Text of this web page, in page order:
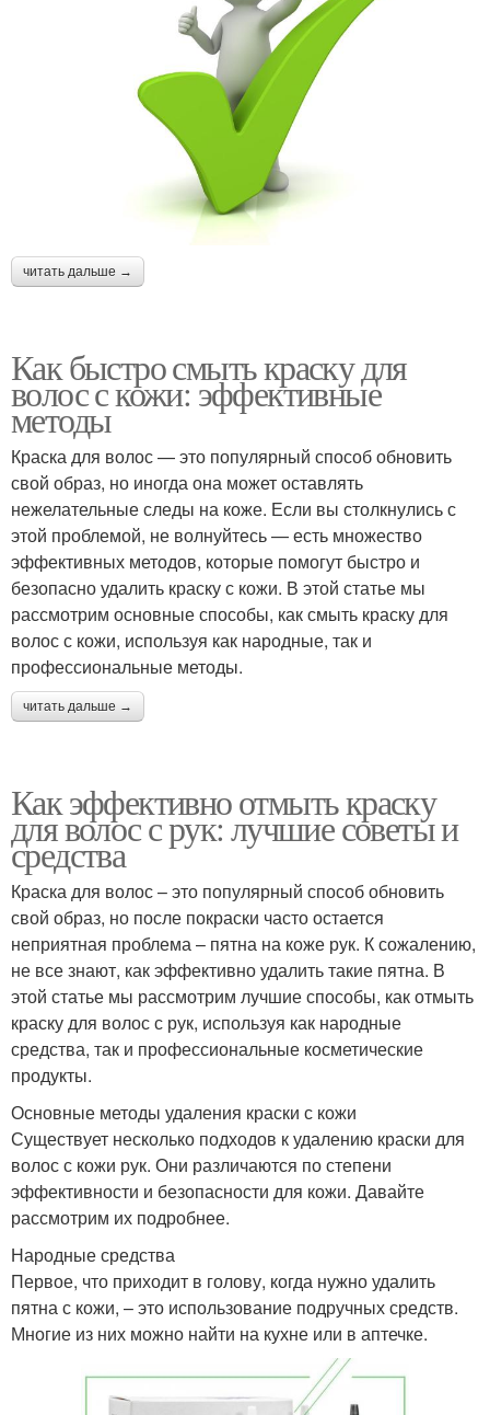
читать дальше →
Как быстро смыть краску для
волос с кожи: эффективные
методы
Краска для волос — это популярный способ обновить
свой образ, но иногда она может оставлять
нежелательные следы на коже. Если вы столкнулись с
этой проблемой, не волнуйтесь — есть множество
эффективных методов, которые помогут быстро и
безопасно удалить краску с кожи. В этой статье мы
рассмотрим основные способы, как смыть краску для
волос с кожи, используя как народные, так и
профессиональные методы.
читать дальше →
Как эффективно отмыть краску
для волос с рук: лучшие советы и
средства
Краска для волос – это популярный способ обновить
свой образ, но после покраски часто остается
неприятная проблема – пятна на коже рук. К сожалению,
не все знают, как эффективно удалить такие пятна. В
этой статье мы рассмотрим лучшие способы, как отмыть
краску для волос с рук, используя как народные
средства, так и профессиональные косметические
продукты.
Основные методы удаления краски с кожи
Существует несколько подходов к удалению краски для
волос с кожи рук. Они различаются по степени
эффективности и безопасности для кожи. Давайте
рассмотрим их подробнее.
Народные средства
Первое, что приходит в голову, когда нужно удалить
пятна с кожи, – это использование подручных средств.
Многие из них можно найти на кухне или в аптечке.